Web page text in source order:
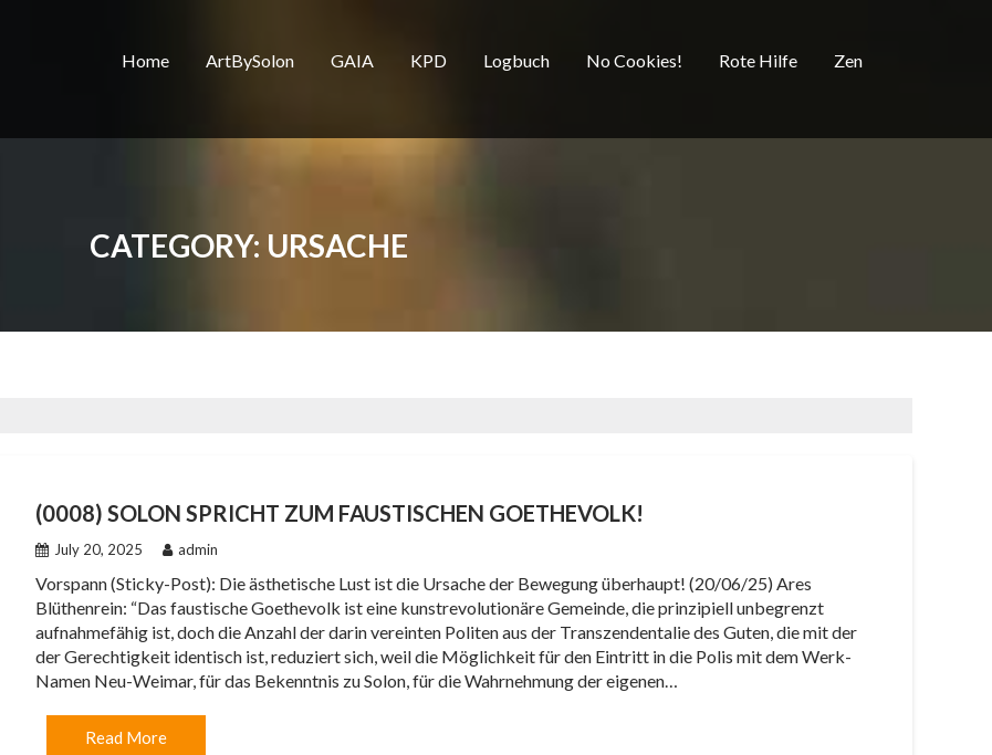
Home ArtBySolon GAIA KPD Logbuch No Cookies! Rote Hilfe Zen
CATEGORY: URSACHE
(0008) SOLON SPRICHT ZUM FAUSTISCHEN GOETHEVOLK!
July 20, 2025 admin
Vorspann (Sticky-Post): Die ästhetische Lust ist die Ursache der Bewegung überhaupt! (20/06/25) Ares
Blüthenrein: “Das faustische Goethevolk ist eine kunstrevolutionäre Gemeinde, die prinzipiell unbegrenzt
aufnahmefähig ist, doch die Anzahl der darin vereinten Politen aus der Transzendentalie des Guten, die mit der
der Gerechtigkeit identisch ist, reduziert sich, weil die Möglichkeit für den Eintritt in die Polis mit dem Werk-
Namen Neu-Weimar, für das Bekenntnis zu Solon, für die Wahrnehmung der eigenen…
Read More